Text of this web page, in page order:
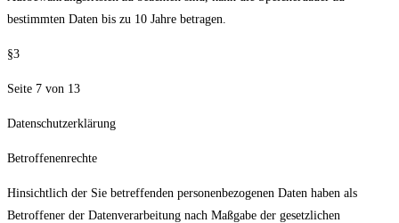
bestimmten Daten bis zu 10 Jahre betragen.
§3
Seite 7 von 13
Datenschutzerklärung
Betroffenenrechte
Hinsichtlich der Sie betreffenden personenbezogenen Daten haben als
Betroffener der Datenverarbeitung nach Maßgabe der gesetzlichen